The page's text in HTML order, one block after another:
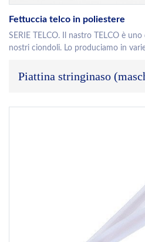
Fettuccia telco in poliestere
SERIE TELCO. Il nastro TELCO è
nostri ciondoli. Lo produciamo in
Piattina stringinaso